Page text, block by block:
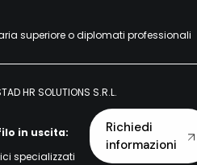
superiore o diplomati professionali
HR SOLUTIONS S.R.L.
in uscita:
specializzati
Richiedi
informazioni